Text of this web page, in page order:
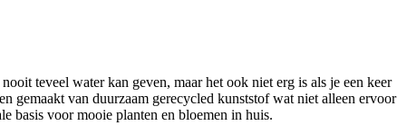
teveel water kan geven, maar het ook niet erg is als je een keer
gemaakt van duurzaam gerecycled kunststof wat niet alleen ervoor
basis voor mooie planten en bloemen in huis.